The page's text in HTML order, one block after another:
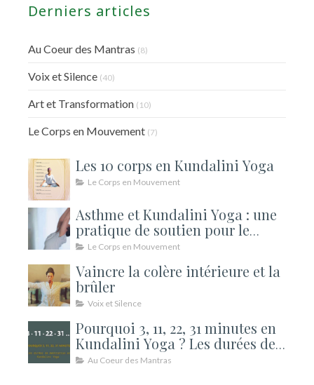
Derniers articles
Au Coeur des Mantras (8)
Voix et Silence (40)
Art et Transformation (10)
Le Corps en Mouvement (7)
Les 10 corps en Kundalini Yoga
Le Corps en Mouvement
Asthme et Kundalini Yoga : une
pratique de soutien pour le
souffle
Le Corps en Mouvement
Vaincre la colère intérieure et la
brûler
Voix et Silence
Pourquoi 3, 11, 22, 31 minutes en
Kundalini Yoga ? Les durées de
méditation expliquées
Au Coeur des Mantras